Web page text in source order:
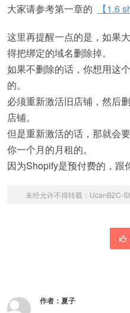
大家请参考第一章的
【1.6
这里再提醒一点的是，如果
得把绑定的域名删除掉。
如果不删除的话，你想用这
的。
必须重新激活旧店铺，然后
店铺。
但是重新激活的话，那就会
你一个月的月租的。
因为Shopify是预付费的，跟
未经允许不得转载： UcanB2C-
作者： 夏子